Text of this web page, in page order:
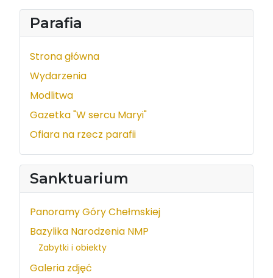
Parafia
Strona główna
Wydarzenia
Modlitwa
Gazetka "W sercu Maryi"
Ofiara na rzecz parafii
Sanktuarium
Panoramy Góry Chełmskiej
Bazylika Narodzenia NMP
Zabytki i obiekty
Galeria zdjęć